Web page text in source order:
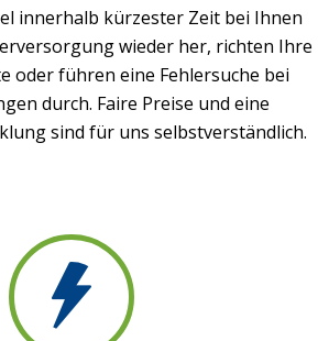
innerhalb kürzester Zeit bei Ihnen
wieder her, richten Ihre
oder führen eine Fehlersuche bei
durch. Faire Preise und eine
sind für uns selbstverständlich.